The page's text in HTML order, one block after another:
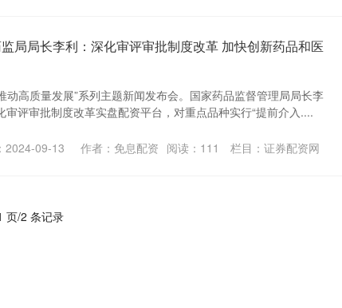
局局长李利：深化审评审批制度改革 加快创新药品和医
动高质量发展”系列主题新闻发布会。国家药品监督管理局局长李
审评审批制度改革实盘配资平台，对重点品种实行“提前介入....
2024-09-13 作者：免息配资 阅读： 111 栏目： 证券配资网
页/2 条记录